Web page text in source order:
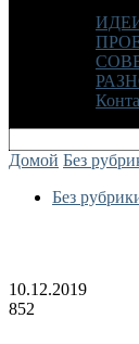
Домой Без
Без
10.12.2019
852